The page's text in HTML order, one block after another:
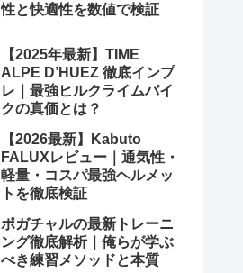
性と快適性を数値で検証
【2025年最新】TIME
ALPE D’HUEZ 徹底インプ
レ｜最強ヒルクライムバイ
クの真価とは？
【2026最新】Kabuto
FALUXレビュー｜通気性・
軽量・コスパ最強ヘルメッ
トを徹底検証
ポガチャルの最新トレーニ
ング徹底解析｜俺らが学ぶ
べき練習メソッドと本質